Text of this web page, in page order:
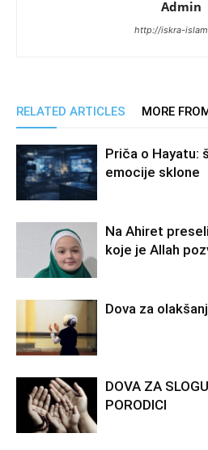
Admin
http://iskra-
RELATED ARTICLES MORE
Priča o Hayatu:
emocije sklone
Na Ahiret
koje je Allah
Dova za
DOVA ZA
PORODICI